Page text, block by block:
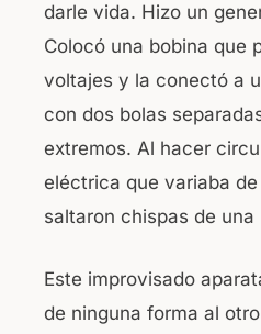
darle vida. Hizo un
Colocó una bobina que
voltajes y la conectó a
con dos bolas
extremos. Al hacer
eléctrica que variaba
saltaron chispas de
Este improvisado
de ninguna forma al